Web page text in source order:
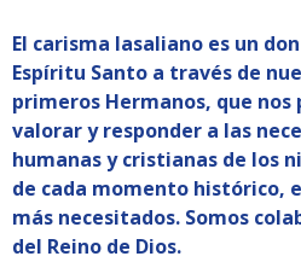
El carisma lasaliano es un
Espíritu Santo a través de
primeros Hermanos, que
valorar y responder a las
humanas y cristianas de los
de cada momento histórico,
más necesitados. Somos
del Reino de Dios.